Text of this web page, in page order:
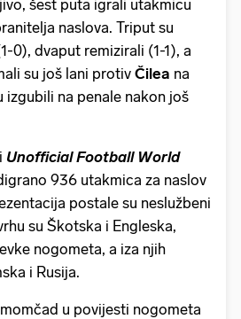
šest puta igrali utakmicu
naslova. Triput su
0), dvaput remizirali (1-1), a
su još lani protiv Čilea na
izgubili na penale nakon još
Unofficial Football World
936 utakmica za naslov
postale su neslužbeni
su Škotska i Engleska,
nogometa, a iza njih
i Rusija.
u povijesti nogometa